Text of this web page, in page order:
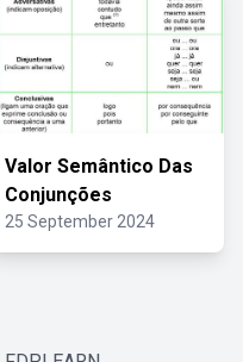
Valor Semântico Das
Conjunções
25 September 2024